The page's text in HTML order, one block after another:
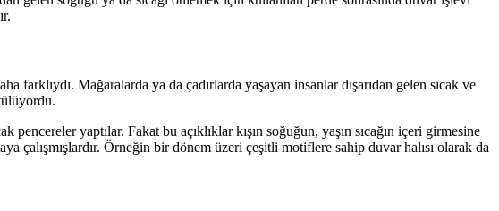
farklıydı. Mağaralarda ya da çadırlarda yaşayan insanlar dışarıdan gelen sıcak ve
pencereler yaptılar. Fakat bu açıklıklar kışın soğuğun, yaşın sıcağın içeri girmesine
çalışmışlardır. Örneğin bir dönem üzeri çeşitli motiflere sahip duvar halısı olarak da